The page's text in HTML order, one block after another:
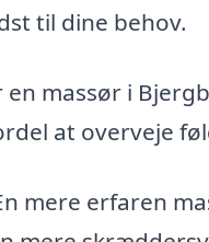
til dine behov.
massør i
at overveje
mere erfaren